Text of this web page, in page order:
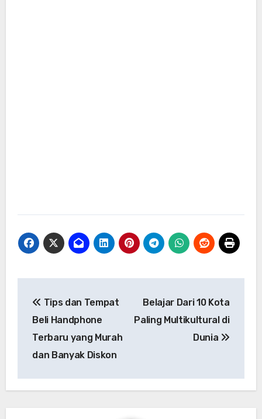
pos
Tips dan Tempat
Beli Handphone
Terbaru yang Murah
dan Banyak Diskon
Belajar Dari 10 Kota
Paling Multikultural di
Dunia